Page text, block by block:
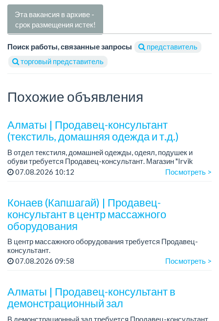
Эта вакансия в архиве -
срок размещения истек!
Поиск работы, связанные запросы
представитель
торговый представитель
Похожие объявления
Алматы | Продавец-консультант
(текстиль, домашняя одежда и т.д.)
В отдел текстиля, домашней одежды, одеял, подушек и
обуви требуется Продавец-консультант. Магазин "Irvik
Home".
07.08.2026 10:12 Посмотреть >
Конаев (Капшагай) | Продавец-
консультант в центр массажного
оборудования
В центр массажного оборудования требуется Продавец-
консультант.
Зарплата: от 180 000 до 300 000 тенге в месяц.
Требования: активность, целеустремленность, позитив,
07.08.2026 09:58 Посмотреть >
Алматы | Продавец-консультант в
демонстрационный зал
В демонстрационный зал требуется Продавец-консультант.